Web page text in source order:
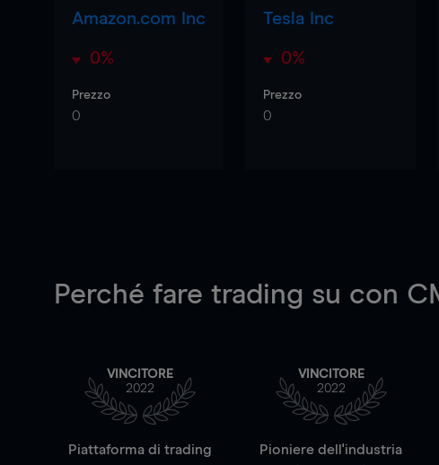
Amazon.com Inc
0%
Prezzo
0
Tesla Inc
0%
Prezzo
0
Perché fare trading su con
VINCITORE
2022
Piattaforma di trading
VINCITORE
2022
Pioniere dell'industria